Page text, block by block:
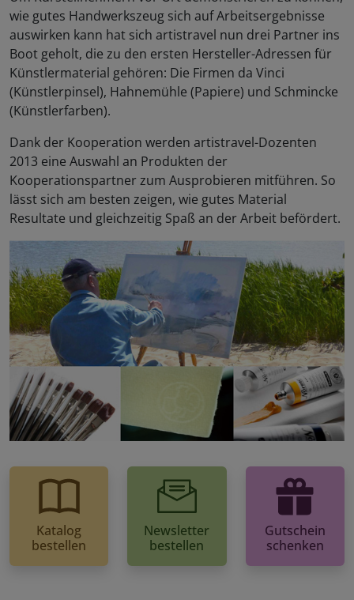
wie gutes Handwerkszeug sich auf Arbeitsergebnisse
auswirken kann hat sich artistravel nun drei Partner ins
Boot geholt, die zu den ersten Hersteller-Adressen für
Künstlermaterial gehören: Die Firmen da Vinci
(Künstlerpinsel), Hahnemühle (Papiere) und Schmincke
(Künstlerfarben).
Dank der Kooperation werden artistravel-Dozenten
2013 eine Auswahl an Produkten der
Kooperationspartner zum Ausprobieren mitführen. So
lässt sich am besten zeigen, wie gutes Material
Resultate und gleichzeitig Spaß an der Arbeit befördert.
Katalog
bestellen
Newsletter
bestellen
Gutschein
schenken